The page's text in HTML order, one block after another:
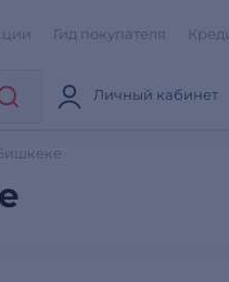
Гид покупателя
Личный кабинет